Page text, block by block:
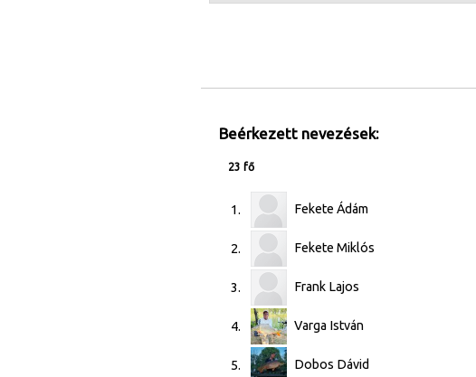
Beérkezett nevezések:
23 fő
1. Fekete Ádám
2. Fekete Miklós
3. Frank Lajos
4. Varga István
5. Dobos Dávid